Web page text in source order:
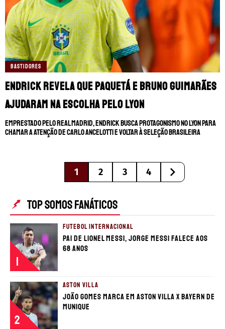
BASTIDORES
Endrick revela que Paquetá e Bruno Guimarães
ajudaram na escolha pelo Lyon
Emprestado pelo Real Madrid, Endrick busca protagonismo no Lyon para
chamar a atenção de Carlo Ancelotti e voltar à Seleção Brasileira
1 2 3 4
TOP SOMOS FANÁTICOS
1
FUTEBOL INTERNACIONAL
Pai de Lionel Messi, Jorge Messi falece aos
68 anos
2
ASTON VILLA
João Gomes marca em Aston Villa x Bayern de
Munique